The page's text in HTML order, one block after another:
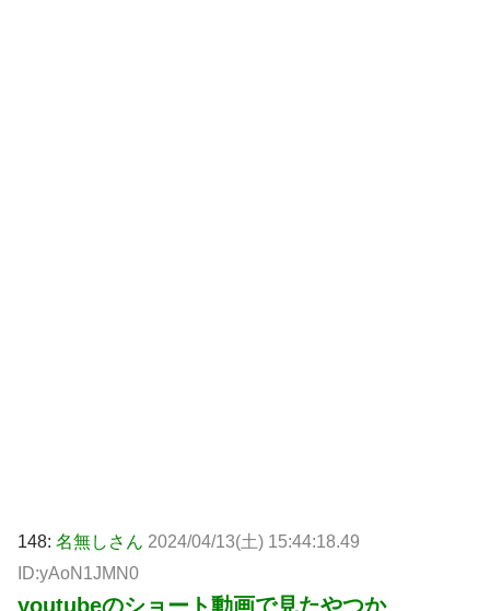
148: 名無しさん 2024/04/13(土) 15:44:18.49
ID:yAoN1JMN0
youtubeのショート動画で見たやつか